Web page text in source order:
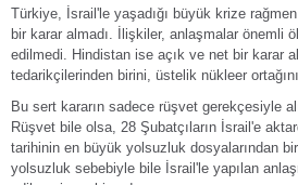
Türkiye, İsrail'le yaşadığı büyük krize
bir karar almadı. İlişkiler, anlaşmalar önemli
edilmedi. Hindistan ise açık ve net bir karar
tedarikçilerinden birini, üstelik nükleer
Bu sert kararın sadece rüşvet gerekçesiyle
Rüşvet bile olsa, 28 Şubatçıların İsrail'e
tarihinin en büyük yolsuzluk dosyalarından
yolsuzluk sebebiyle bile İsrail'le yapılan